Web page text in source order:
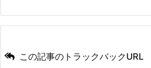
この記事のトラックバックURL